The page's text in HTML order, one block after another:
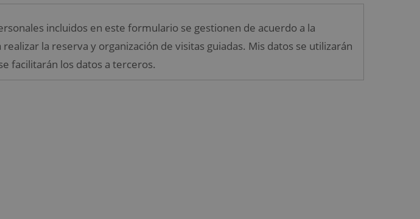
incluidos en este formulario se gestionen de acuerdo a la
la reserva y organización de visitas guiadas. Mis datos se utilizarán
facilitarán los datos a terceros.